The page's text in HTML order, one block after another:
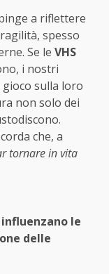
a riflettere
spesso
Se le VHS
i nostri
sulla loro
non solo dei
che, a
tornare in vita
le
delle